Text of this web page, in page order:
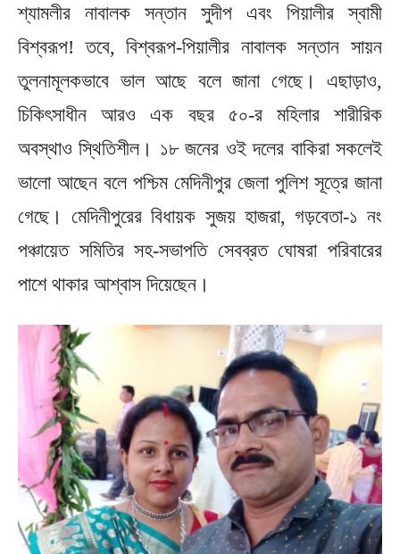
শ্যামলীর নাবালক সন্তান সুদীপ এবং পিয়ালীর স্বামী
বিশ্বরূপ! তবে, বিশ্বরূপ-পিয়ালীর নাবালক সন্তান সায়ন
তুলনামূলকভাবে ভাল আছে বলে জানা গেছে। এছাড়াও,
চিকিৎসাধীন আরও এক বছর ৫০-র মহিলার শারীরিক
অবস্থাও স্থিতিশীল। ১৮ জনের ওই দলের বাকিরা সকলেই
ভালো আছেন বলে পশ্চিম মেদিনীপুর জেলা পুলিশ সূত্রে জানা
গেছে। মেদিনীপুরের বিধায়ক সুজয় হাজরা, গড়বেতা-১ নং
পঞ্চায়েত সমিতির সহ-সভাপতি সেবব্রত ঘোষরা পরিবারের
পাশে থাকার আশ্বাস দিয়েছেন।